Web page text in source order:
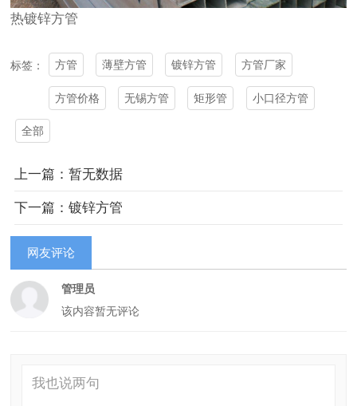
热镀锌方管
标签： 方管 薄壁方管 镀锌方管 方管厂家
方管价格 无锡方管 矩形管 小口径方管
全部
上一篇：暂无数据
下一篇：镀锌方管
网友评论
管理员
该内容暂无评论